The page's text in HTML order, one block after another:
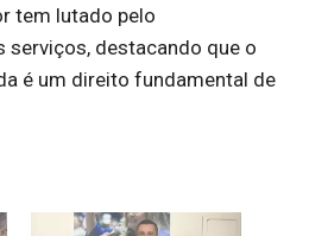
tem lutado pelo
serviços, destacando que o
é um direito fundamental de